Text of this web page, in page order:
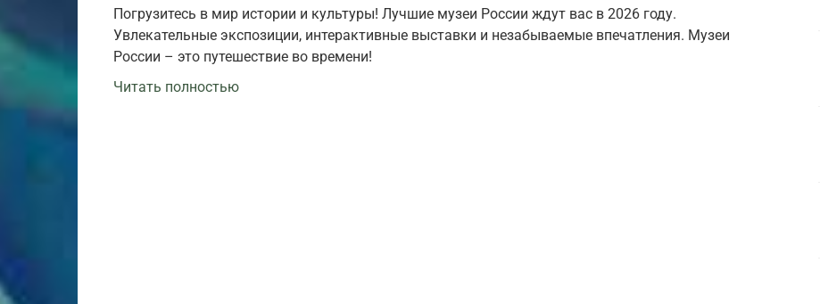
Погрузитесь в мир истории и культуры! Лучшие музеи России ждут вас в 2026 году.
Увлекательные экспозиции, интерактивные выставки и незабываемые впечатления. Музеи
России – это путешествие во времени!
Читать полностью